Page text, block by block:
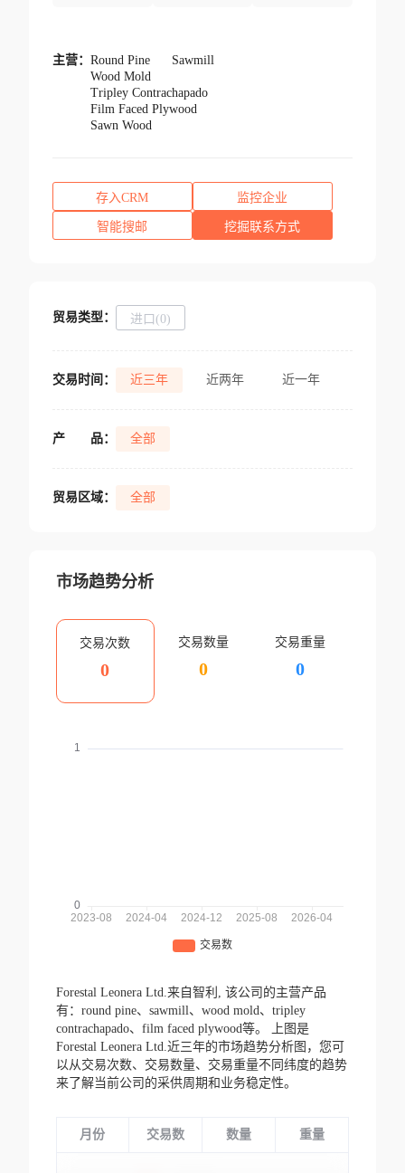
主营： Round Pine
Sawmill
Wood Mold
Tripley Contrachapado
Film Faced Plywood
Sawn Wood
存入CRM 监控企业
智能搜邮 挖掘联系方式
贸易类型： 进口(0)
交易时间： 近三年 近两年 近一年
产 品： 全部
贸易区域： 全部
市场趋势分析
交易次数
0
交易数量
0
交易重量
0
Forestal Leonera Ltd.来自智利, 该公司的主营产品
有：round pine、sawmill、wood mold、tripley
contrachapado、film faced plywood等。
上图是
Forestal Leonera Ltd.近三年的市场趋势分析图，您可
以从交易次数、交易数量、交易重量不同纬度的趋势
来了解当前公司的采供周期和业务稳定性。
月份 交易数 数量 重量